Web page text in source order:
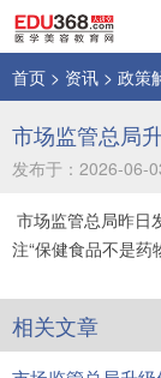
首页 > 资讯 > 政策
市场监管总局
发布于：2026-06-
市场监管总局昨日
注“保健食品不是药
相关文章